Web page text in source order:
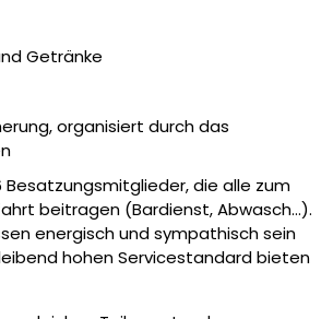
Getränke
organisiert durch das
die alle zum
beitragen (Bardienst, Abwasch…).
energisch und sympathisch sein
hohen Servicestandard bieten